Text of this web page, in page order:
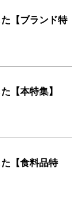
【ブランド特
【本特集】
【食料品特